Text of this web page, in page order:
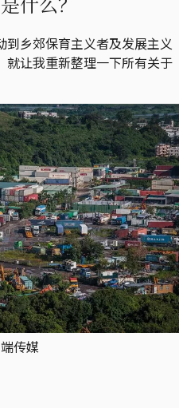
乡郊保育主义者及发展主义
就让我重新整理一下所有关于
传媒